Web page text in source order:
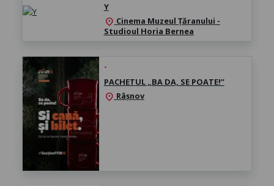
Y
location_on Cinema Muzeul Țăranului -
Studioul Horia Bernea
-
PACHETUL „BA DA, SE POATE!”
location_on Râșnov